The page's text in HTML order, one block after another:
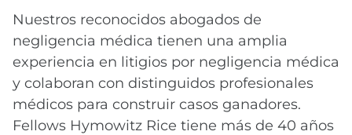
Nuestros reconocidos abogados de
negligencia médica tienen una amplia
experiencia en litigios por negligencia médica
y colaboran con distinguidos profesionales
médicos para construir casos ganadores.
Fellows Hymowitz Rice tiene más de 40 años